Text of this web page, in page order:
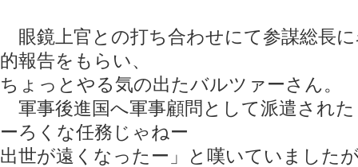
眼鏡上官との打ち合わせにて参謀総長
的報告をもらい、
ちょっとやる気の出たバルツァーさん。
軍事後進国へ軍事顧問として派遣され
ーろくな任務じゃねー
出世が遠くなったー」と嘆いていました